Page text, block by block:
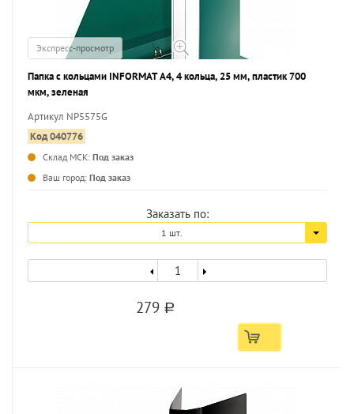
Экспресс-просмотр
Папка с кольцами INFORMAT А4, 4 кольца, 25 мм, пластик 700
мкм, зеленая
Артикул NP5575G
Код 040776
Склад МСК: Под заказ
Ваш город: Под заказ
Заказать по:
1 шт.
279 a